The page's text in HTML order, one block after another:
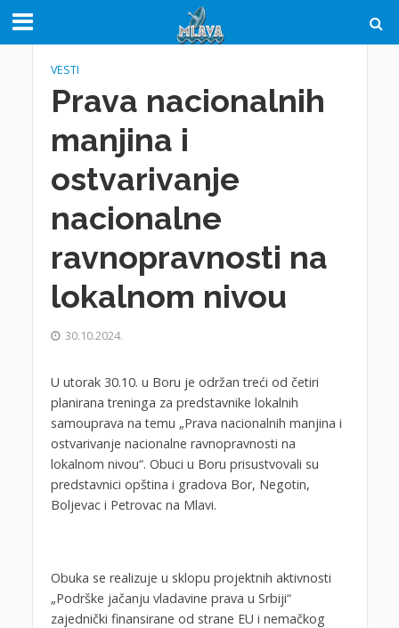
VESTI
Prava nacionalnih
manjina i
ostvarivanje
nacionalne
ravnopravnosti na
lokalnom nivou
30.10.2024.
U utorak 30.10. u Boru je održan treći od četiri
planirana treninga za predstavnike lokalnih
samouprava na temu „Prava nacionalnih manjina i
ostvarivanje nacionalne ravnopravnosti na
lokalnom nivou“. Obuci u Boru prisustvovali su
predstavnici opština i gradova Bor, Negotin,
Boljevac i Petrovac na Mlavi.
Obuka se realizuje u sklopu projektnih aktivnosti
„Podrške jačanju vladavine prava u Srbiji“
zajednički finansirane od strane EU i nemačkog